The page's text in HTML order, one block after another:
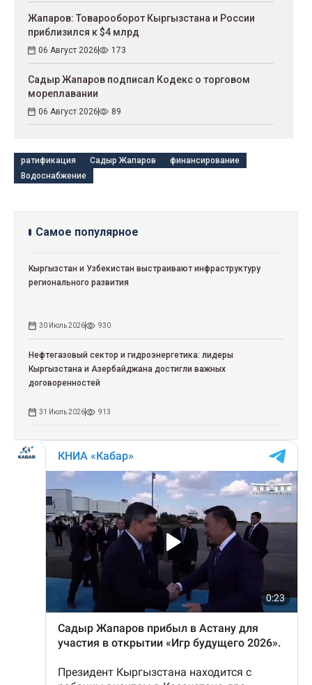
Жапаров: Товарооборот Кыргызстана и России
приблизился к $4 млрд
06 Август 2026 173
Садыр Жапаров подписал Кодекс о торговом
мореплавании
06 Август 2026 89
ратификация Садыр Жапаров
финансирование
Водоснабжение
Самое популярное
Кыргызстан и Узбекистан выстраивают инфраструктуру
регионального развития
30 Июль 2026 930
Нефтегазовый сектор и гидроэнергетика: лидеры
Кыргызстана и Азербайджана достигли важных
договоренностей
31 Июль 2026 913